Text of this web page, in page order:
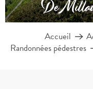
De
Accueil
Randonnées pédestres